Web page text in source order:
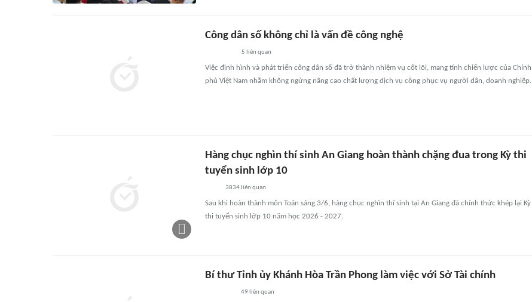
Công dân số không chỉ là vấn đề công nghệ
5 liên quan
Việc định hình và phát triển công dân số đã trở thành nhiệm vụ cốt lõi, mang tính chiến lược của Chính
phủ Việt Nam nhằm không ngừng nâng cao chất lượng dịch vụ công phục vụ người dân, doanh nghiệp.
Hàng chục nghìn thí sinh An Giang hoàn thành chặng đua trong Kỳ thi
tuyển sinh lớp 10
3834liên quan
Sau khi hoàn thành môn Toán sáng 3/6, hàng chục nghìn thí sinh tại An Giang đã chính thức khép lại Kỳ
thi tuyển sinh lớp 10 năm học 2026 - 2027.
Bí thư Tỉnh ủy Khánh Hòa Trần Phong làm việc với Sở Tài chính
49 liên quan